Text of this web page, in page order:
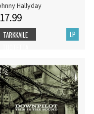
Hallyday
LP
TARKKAILE